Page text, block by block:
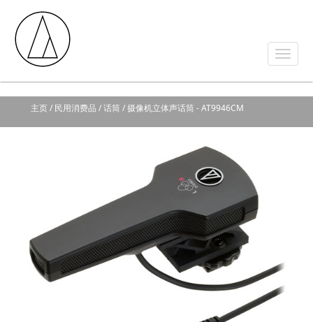
主页/ 民用消费品 / 话筒 / 摄像机立体声话筒 - AT9946CM